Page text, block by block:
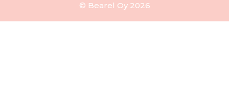
© Bearel Oy 2026